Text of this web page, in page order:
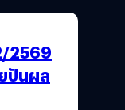
2569
ปันผล